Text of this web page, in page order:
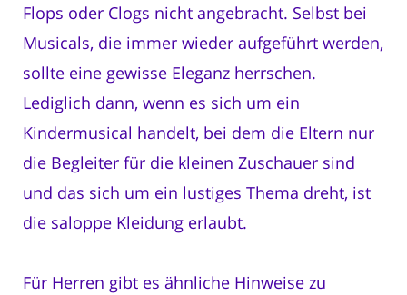
Flops oder Clogs nicht angebracht. Selbst bei
Musicals, die immer wieder aufgeführt werden,
sollte eine gewisse Eleganz herrschen.
Lediglich dann, wenn es sich um ein
Kindermusical handelt, bei dem die Eltern nur
die Begleiter für die kleinen Zuschauer sind
und das sich um ein lustiges Thema dreht, ist
die saloppe Kleidung erlaubt.
Für Herren gibt es ähnliche Hinweise zu